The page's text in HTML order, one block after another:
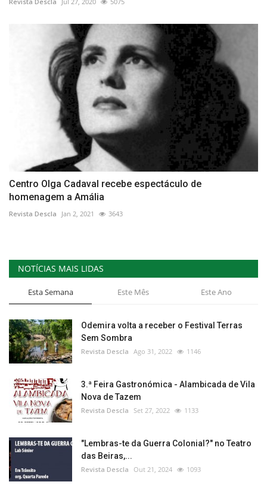
Centro Olga Cadaval recebe espectáculo de
homenagem a Amália
Revista Descla Jan 2, 2021 3643
NOTÍCIAS MAIS LIDAS
Esta Semana Este Mês Este Ano
Odemira volta a receber o Festival Terras
Sem Sombra
Revista Descla Ago 31, 2022 1146
3.ª Feira Gastronómica - Alambicada de Vila
Nova de Tazem
Revista Descla Set 27, 2022 1133
"Lembras-te da Guerra Colonial?" no Teatro
das Beiras,...
Revista Descla Out 21, 2024 1093